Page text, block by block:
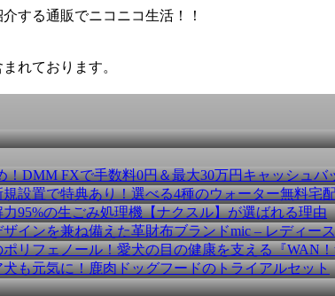
する通販でニコニコ生活！！
れております。
！DMM FXで手数料0円＆最大30万円キャッシュバ
設置で特典あり！選べる4種のウォーター無料宅
95%の生ごみ処理機【ナクスル】が選ばれる理由
インを兼ね備えた革財布ブランドmic – レディー
リフェノール！愛犬の目の健康を支える『WAN！
も元気に！鹿肉ドッグフードのトライアルセット